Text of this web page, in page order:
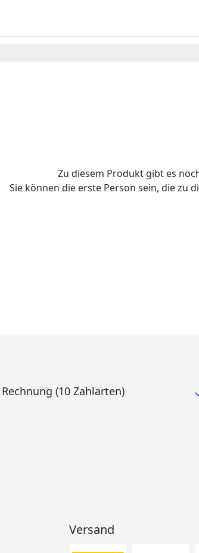
Zu diesem Produkt gibt es
Sie können die erste Person sein, die zu
(10 Zahlarten)
Versand